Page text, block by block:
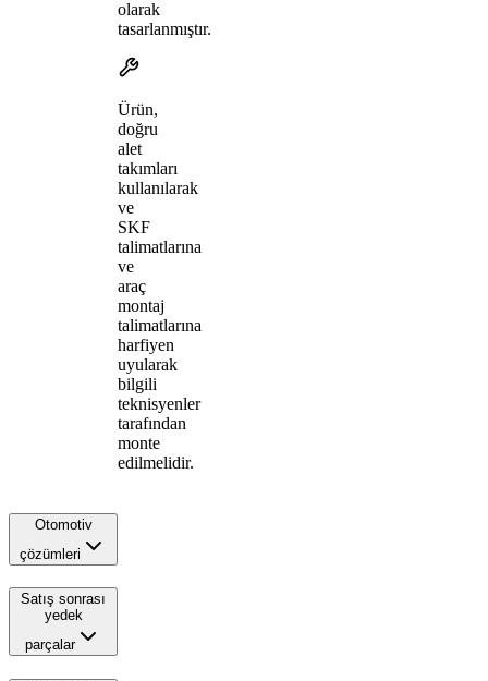
olarak
tasarlanmıştır.
Ürün,
doğru
alet
takımları
kullanılarak
ve
SKF
talimatlarına
ve
araç
montaj
talimatlarına
harfiyen
uyularak
bilgili
teknisyenler
tarafından
monte
edilmelidir.
Otomotiv
çözümleri
Satış sonrası
yedek
parçalar